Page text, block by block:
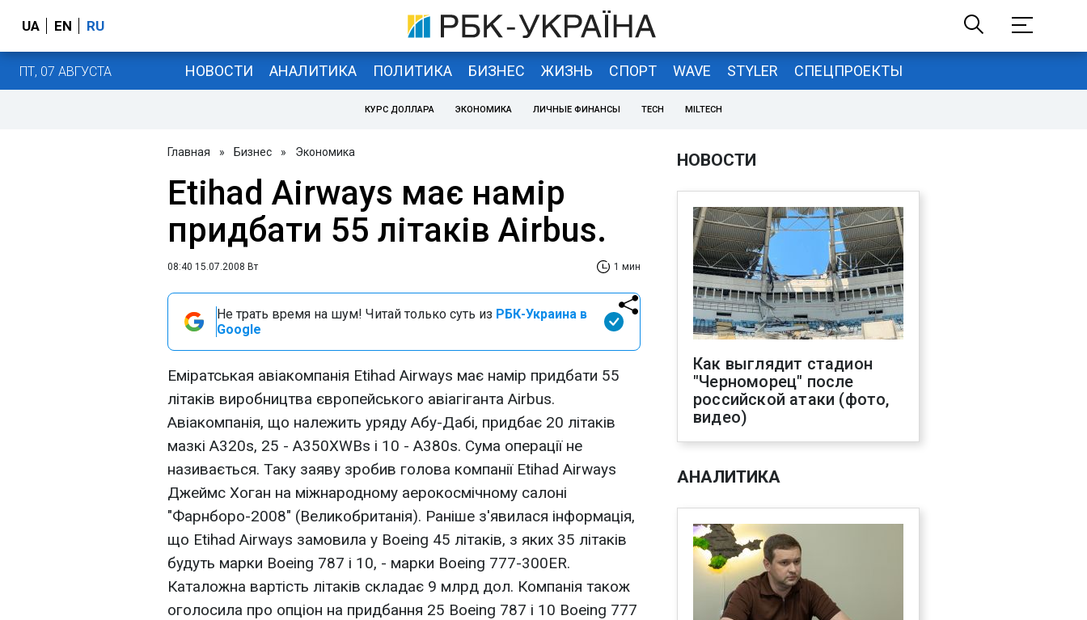
UA EN RU
ПТ, 07 АВГУСТА НОВОСТИ АНАЛИТИКА ПОЛИТИКА БИЗНЕС ЖИЗНЬ СПОРТ WAVE STYLER СПЕЦПРОЕКТЫ
КУРС ДОЛЛАРА ЭКОНОМИКА ЛИЧНЫЕ ФИНАНСЫ TECH MILTECH
Главная » Бизнес » Экономика
Etihad Airways має намір
придбати 55 літаків Airbus.
08:40 15.07.2008 Вт 1 мин
Не трать время на шум! Читай только суть из РБК-Украина в
Google
Еміратськая авіакомпанія Etihad Airways має намір придбати 55
літаків виробництва європейського авіагіганта Airbus.
Авіакомпанія, що належить уряду Абу-Дабі, придбає 20 літаків
мазкі A320s, 25 - A350XWBs і 10 - A380s. Сума операції не
називається. Таку заяву зробив голова компанії Etihad Airways
Джеймс Хоган на міжнародному аерокосмічному салоні
"Фарнборо-2008" (Великобританія). Раніше з'явилася інформація,
що Etihad Airways замовила у Boeing 45 літаків, з яких 35 літаків
будуть марки Boeing 787 і 10, - марки Boeing 777-300ER.
Каталожна вартість літаків складає 9 млрд дол. Компанія також
оголосила про опціон на придбання 25 Boeing 787 і 10 Boeing 777
НОВОСТИ
Как выглядит стадион
"Черноморец" после
российской атаки (фото,
видео)
АНАЛИТИКА